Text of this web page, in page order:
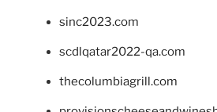
sinc2023.com
scdlqatar2022-qa.com
thecolumbiagrill.com